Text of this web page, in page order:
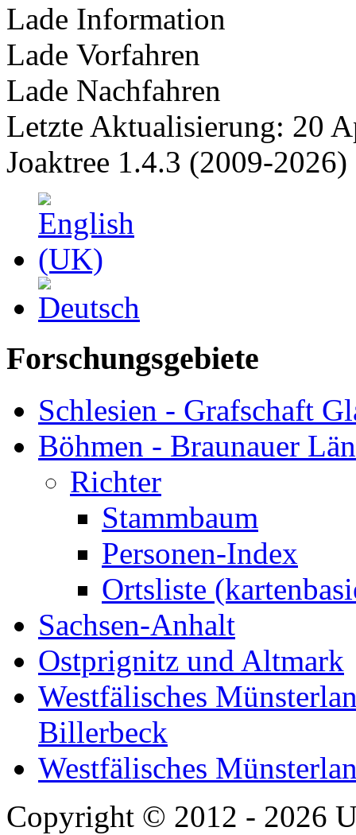
Lade Information
Lade Vorfahren
Lade Nachfahren
Letzte Aktualisierung: 20
Joaktree 1.4.3 (2009-2026)
Forschungsgebiete
Schlesien - Grafschaft
Böhmen - Braunauer
Richter
Stammbaum
Personen-Index
Ortsliste
Sachsen-Anhalt
Ostprignitz und Altmark
Westfälisches
Billerbeck
Westfälisches
Copyright © 2012 - 2026